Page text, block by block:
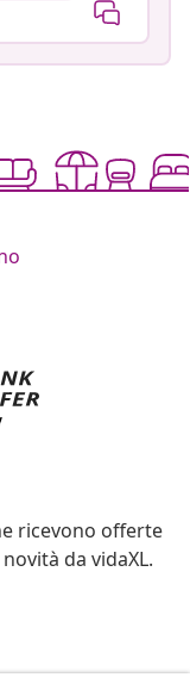
ricevono offerte
da vidaXL.